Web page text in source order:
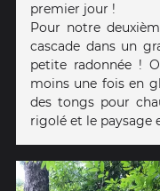
premier jour !
Pour notre
cascade dans un
petite radonnée !
moins une fois en
des tongs pour
rigolé et le paysage